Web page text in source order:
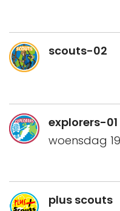
scouts-02
explorers-01
woensdag
plus scouts